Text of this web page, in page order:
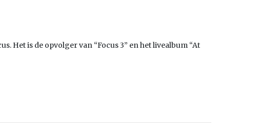
Het is de opvolger van “Focus 3” en het livealbum “At